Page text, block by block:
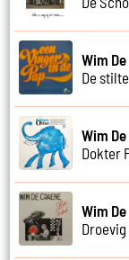
Wim
De stilte
Wim
Dokter
Wim